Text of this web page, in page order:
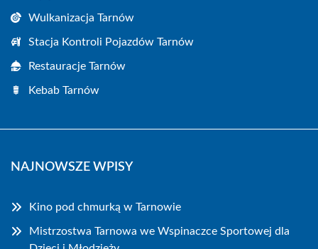
Wulkanizacja Tarnów
Stacja Kontroli Pojazdów Tarnów
Restauracje Tarnów
Kebab Tarnów
NAJNOWSZE WPISY
Kino pod chmurką w Tarnowie
Mistrzostwa Tarnowa we Wspinaczce Sportowej dla